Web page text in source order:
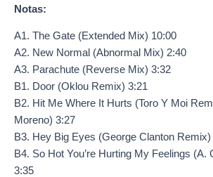
Notas:
A1. The Gate (Extended Mix) 10:00
A2. New Normal (Abnormal Mix) 2:40
A3. Parachute (Reverse Mix) 3:32
B1. Door (Oklou Remix) 3:21
B2. Hit Me Where It Hurts (Toro Y Moi
Moreno) 3:27
B3. Hey Big Eyes (George Clanton Remix)
B4. So Hot You’re Hurting My Feelings (A.
3:35